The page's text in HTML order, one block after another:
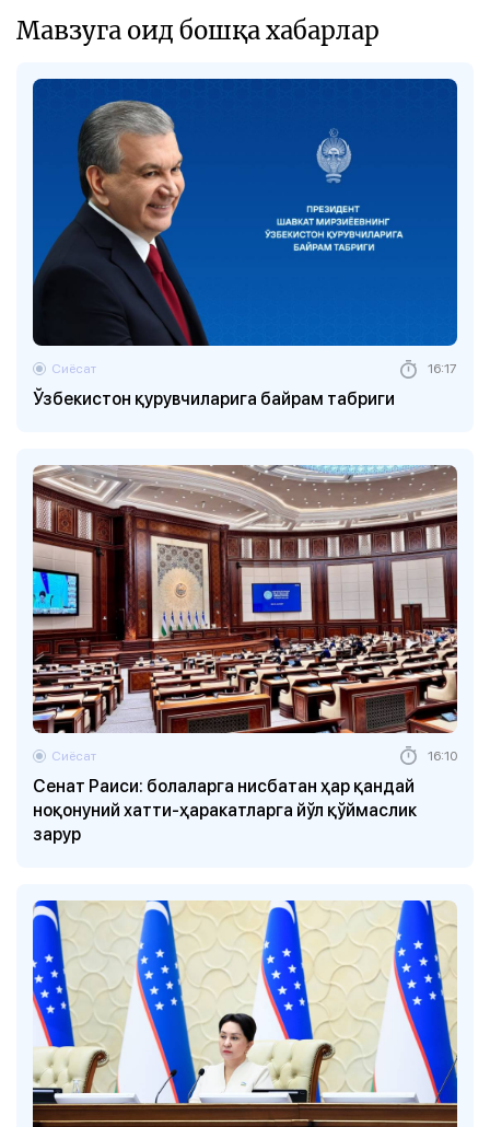
Мавзуга оид бошқа хабарлар
Ўзбекистон қурувчиларига байрам табриги
Сиёсат 16:17
Сенат Раиси: болаларга нисбатан ҳар қандай
ноқонуний хатти-ҳаракатларга йўл қўймаслик
зарур
Сиёсат 16:10